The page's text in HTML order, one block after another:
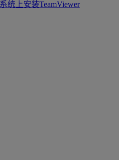
统上安装TeamViewer